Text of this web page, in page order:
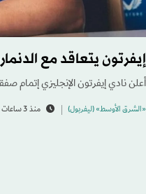
إيفرتون يتعاقد مع
أعلن نادي إيفرتون الإنجليزي إتمام
«الشرق الأوسط» (ليفربول) منذ 3 ساعات